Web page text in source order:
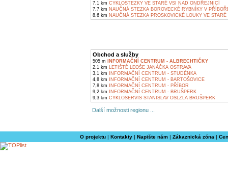
7,1 km CYKLOSTEZKY VE STARÉ VSI NAD ONDŘEJNICÍ
7,7 km NAUČNÁ STEZKA BOROVECKÉ RYBNÍKY V
8,6 km NAUČNÁ STEZKA PROSKOVICKÉ LOUKY VE
Obchod a služby
505 m
INFORMAČNÍ CENTRUM - ALBRECHTIČKY
2,1 km LETIŠTĚ LEOŠE JANÁČKA OSTRAVA
3,1 km INFORMAČNÍ CENTRUM - STUDÉNKA
4,8 km INFORMAČNÍ CENTRUM - BARTOŠOVICE
7,8 km INFORMAČNÍ CENTRUM - PŘÍBOR
9,2 km INFORMAČNÍ CENTRUM - BRUŠPERK
9,3 km CYKLOSERVIS STANISLAV OSLZLA BRUŠPERK
Další možnosti regionu ...
O projektu| Kontakty| Napište nám| Zákaznická zóna |